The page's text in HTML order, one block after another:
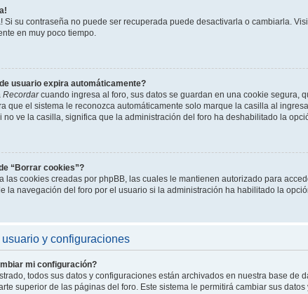
Si su contraseña no puede ser recuperada puede desactivarla o cambiarla.
en muy poco tiempo.
usuario expira automáticamente?
Recordarcuando ingresa al foro, sus datos se guardan en una cookie segura,
que el sistema le reconozca automáticamente solo marque la casilla al
no ve la casilla, significa que la administración del foro ha deshabilitado la
“Borrar cookies”?
las cookies creadas por phpBB, las cuales le mantienen autorizado para
la navegación del foro por el usuario si la administración ha habilitado la
y configuraciones
mi configuración?
todos sus datos y configuraciones están archivados en nuestra base
superior de las páginas del foro. Este sistema le permitirá cambiar sus datos